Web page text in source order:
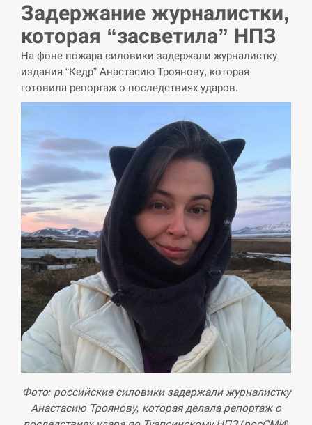
Задержание журналистки,
которая “засветила” НПЗ
На фоне пожара силовики задержали журналистку
издания “Кедр” Анастасию Троянову, которая
готовила репортаж о последствиях ударов.
Фото: российские силовики задержали журналистку
Анастасию Троянову, которая делала репортаж о